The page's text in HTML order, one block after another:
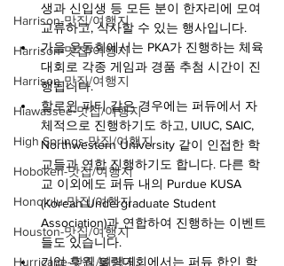
Harrison-맛집/여행지
Harrison-맛집/여행지
Harrison-맛집/여행지
Hiawassee-맛집/여행지
High Springs-맛집/여행지
Hoboken-맛집/여행지
Honolulu-맛집/여행지
Houston-맛집/여행지
Hurricane-맛집/여행지
생과 신입생 등 모든 분이 한자리에 모여
교류하고, 식사할 수 있는 행사입니다.
가을 운동회에서는 PKA가 진행하는 체육
대회로 각종 게임과 경품 추첨 시간이 진
행됩니다.
할로윈 파티 같은 경우에는 퍼듀에서 자
체적으로 진행하기도 하고, UIUC, SAIC,
Northwestern University 같이 인접한 학
교들과 연합 진행하기도 합니다. 다른 학
교 이외에도 퍼듀 내의 Purdue KUSA
(Korean Undergraduate Student
Association)과 연합하여 진행하는 이벤트
들도 있습니다.
기업 후원 볼링대회에서는 퍼듀 한인 학